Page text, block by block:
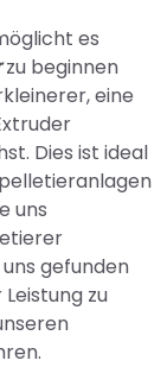
es
zu beginnen
eine
Dies ist ideal
uns
gefunden
zu